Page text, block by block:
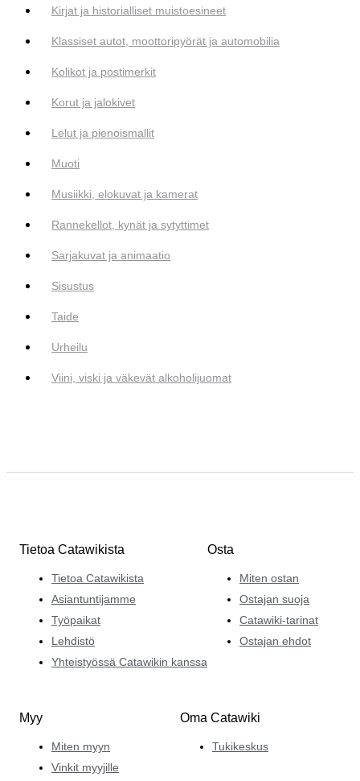
Kirjat ja historialliset muistoesineet
Klassiset autot, moottoripyörät ja automobilia
Kolikot ja postimerkit
Korut ja jalokivet
Lelut ja pienoismallit
Muoti
Musiikki, elokuvat ja kamerat
Rannekellot, kynät ja sytyttimet
Sarjakuvat ja animaatio
Sisustus
Taide
Urheilu
Viini, viski ja väkevät alkoholijuomat
Tietoa Catawikista
Tietoa Catawikista
Asiantuntijamme
Työpaikat
Lehdistö
Yhteistyössä Catawikin kanssa
Osta
Miten ostan
Ostajan suoja
Catawiki-tarinat
Ostajan ehdot
Myy
Miten myyn
Vinkit myyjille
Oma Catawiki
Tukikeskus